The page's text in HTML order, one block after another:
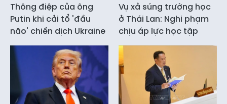
Thông điệp của ông
Putin khi cải tổ 'đầu
não' chiến dịch Ukraine
Vụ xả súng trường học
ở Thái Lan: Nghi phạm
chịu áp lực học tập